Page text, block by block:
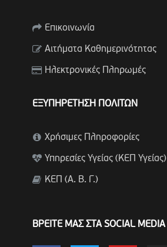
Επικοινωνία
Αιτήματα Καθημερινότητας
Ηλεκτρονικές Πληρωμές
ΕΞΥΠΗΡΕΤΗΣΗ ΠΟΛΙΤΩΝ
Χρήσιμες Πληροφορίες
Υπηρεσίες Υγείας (ΚΕΠ Υγείας)
ΚΕΠ (Α. Β. Γ.)
ΒΡΕΙΤΕ ΜΑΣ ΣΤΑ SOCIAL MEDIA